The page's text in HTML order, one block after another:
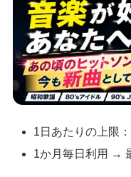
1日あたりの上限
1か月毎日利用 →